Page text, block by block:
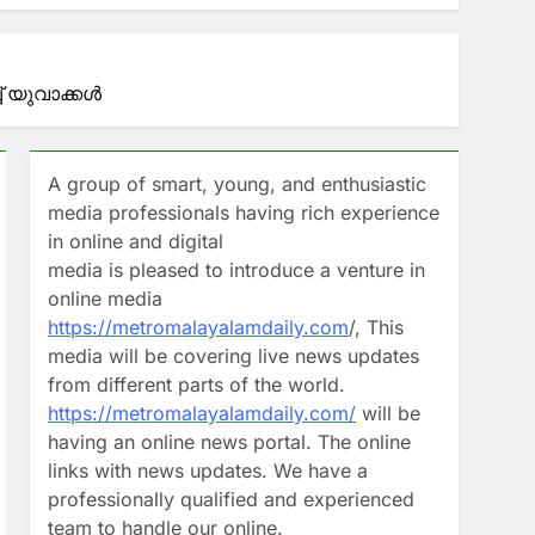
നോട്ടമിട്ട് സംഹാര
കോടി രൂപ; മറ്റൊരു
യുവാക്കള്‍
A group of smart, young, and enthusiastic
media professionals having rich experience
in online and digital
media is pleased to introduce a venture in
online media
https://metromalayalamdaily.com/, This
media will be covering live news updates
from different parts of the world.
https://metromalayalamdaily.com/ will be
having an online news portal. The online
links with news updates. We have a
professionally qualified and experienced
team to handle our online.